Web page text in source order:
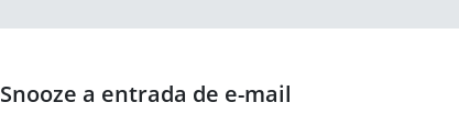
Snooze a entrada de e-mail